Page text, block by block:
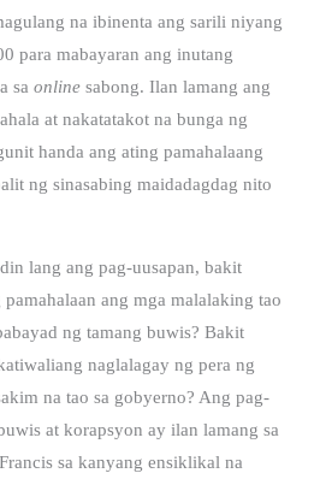
na ibinenta ang sarili niyang
para mabayaran ang inutang
sa online sabong. Ilan lamang ang
at nakatatakot na bunga ng
handa ang ating pamahalaang
ng sinasabing maidadagdag nito
lang ang pag-uusapan, bakit
ang mga malalaking tao
ng tamang buwis? Bakit
naglalagay ng pera ng
na tao sa gobyerno? Ang pag-
at korapsyon ay ilan lamang sa
sa kanyang ensiklikal na